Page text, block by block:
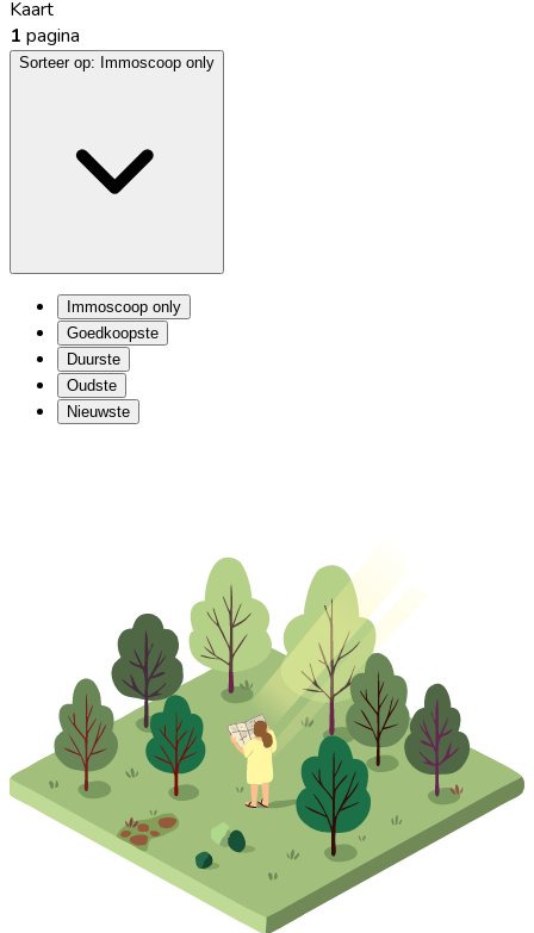
Kaart
1 pagina
Sorteer op: Immoscoop only
Immoscoop only
Goedkoopste
Duurste
Oudste
Nieuwste